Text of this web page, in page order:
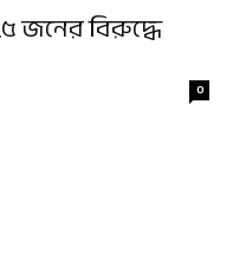
জনের বিরুদ্ধে
0